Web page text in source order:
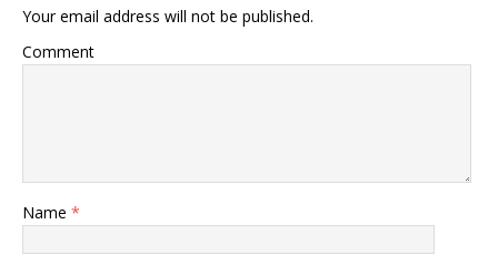
Your email address will not be published.
Comment
Name *